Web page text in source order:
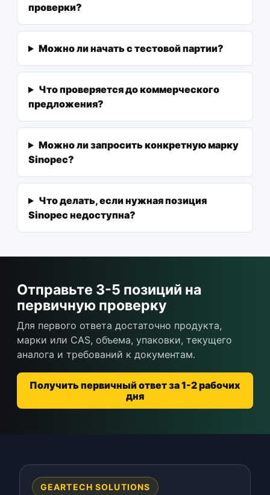
проверки?
Можно ли начать с тестовой партии?
Что проверяется до коммерческого
предложения?
Можно ли запросить конкретную марку
Sinopec?
Что делать, если нужная позиция
Sinopec недоступна?
Отправьте 3-5 позиций на
первичную проверку
Для первого ответа достаточно продукта,
марки или CAS, объема, упаковки, текущего
аналога и требований к документам.
Получить первичный ответ за 1-2 рабочих
дня
GEARTECH SOLUTIONS